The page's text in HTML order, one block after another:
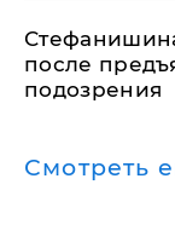
после
подозрения
Смотреть